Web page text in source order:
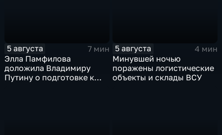
5 августа
7 мин
Элла Памфилова
доложила Владимиру
Путину о подготовке к
5 августа
4 мин
Минувшей ночью
поражены логистические
объекты и склады ВСУ